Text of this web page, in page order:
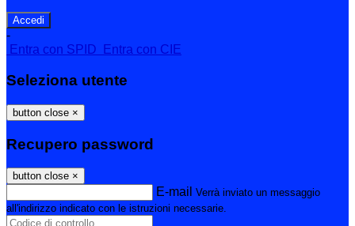
-
Entra con SPID
Entra con CIE
Seleziona utente
button close ×
Recupero password
button close ×
E-mail Verrà inviato un messaggio
all'indirizzo indicato con le istruzioni necessarie.